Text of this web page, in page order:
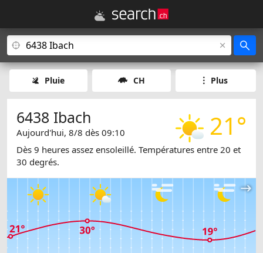
Pluie CH Plus
21°
6438 Ibach
Aujourd'hui, 8/8 dès 09:10
Dès 9 heures assez ensoleillé. Températures entre 20 et
30 degrés.